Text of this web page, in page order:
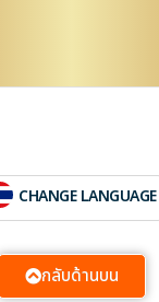
CHANGE LANGUAGE
กลับด้านบน